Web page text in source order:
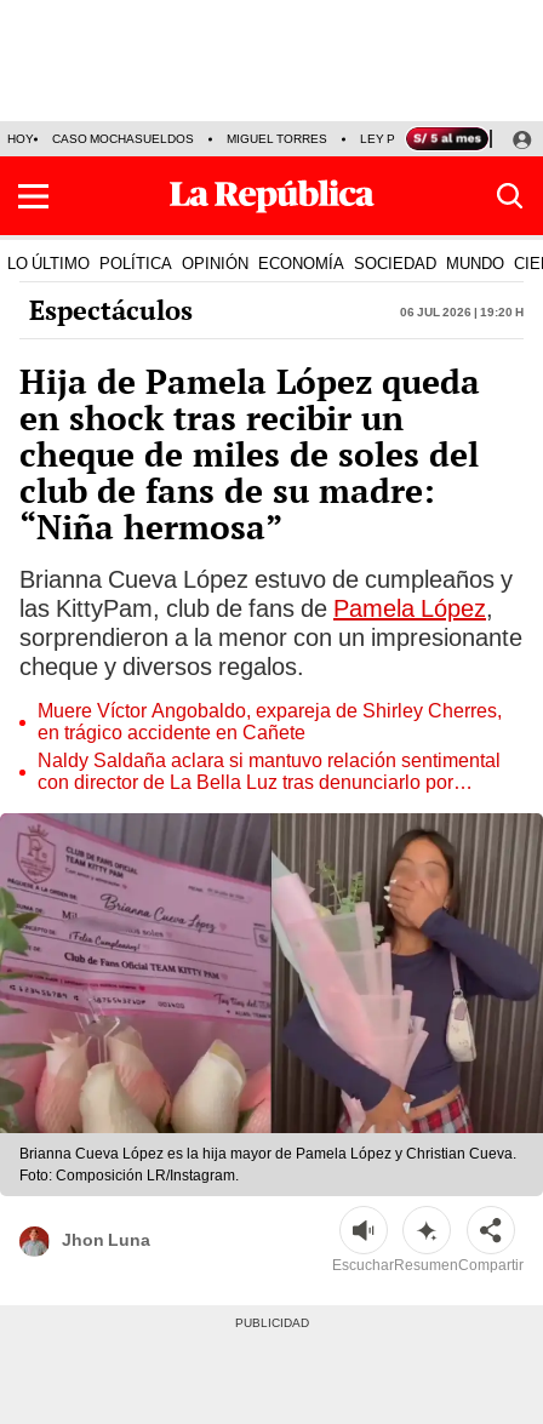
HOY CASO MOCHASUELDOS MIGUEL TORRES LEY PULPÍN PRECIO DEL
LO ÚLTIMO POLÍTICA OPINIÓN ECONOMÍA SOCIEDAD MUNDO
Espectáculos 06 Jul 2026 | 19:20 h
Hija de Pamela López queda
en shock tras recibir un
cheque de miles de soles del
club de fans de su madre:
“Niña hermosa”
Brianna Cueva López estuvo de cumpleaños y
las KittyPam, club de fans de Pamela López,
sorprendieron a la menor con un impresionante
cheque y diversos regalos.
Muere Víctor Angobaldo, expareja de Shirley Cherres,
en trágico accidente en Cañete
Naldy Saldaña aclara si mantuvo relación sentimental
con director de La Bella Luz tras denunciarlo por
Brianna Cueva López es la hija mayor de Pamela López y Christian Cueva.
Foto: Composición LR/Instagram.
Jhon Luna
EscucharResumenCompartir